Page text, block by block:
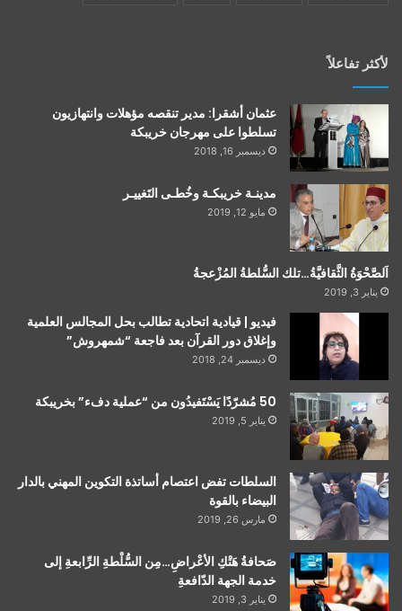
لأكثر تفاعلاً
عثمان أشقرا: مدير تنقصه مؤهلات وانتهازيون
تسلطوا على مهرجان خريبكة
ديسمبر 16, 2018
مدينـة خريبكـة وخُطـى التَغييـر
مايو 12, 2019
اَلصَّحْوَةُ الثَّقافيَّةُ…تلك السُّلطةُ المُزْعجةُ
يناير 3, 2019
فيديو | قيادية اتحادية تطالب بحل المجالس العلمية
وإغلاق دور القرآن بعد فاجعة “شمهروش”
ديسمبر 24, 2018
50 مُشرّدًا يَسْتَفيدُون من “عملية دفء” بخريبكة
يناير 5, 2019
السلطات تفض اعتصام أساتذة التكوين المهني بالدار
البيضاء بالقوة
مارس 26, 2019
صَحافةُ هَتْكِ الأعْراضِ…مِن السُّلْطةِ الرِّابعةِ إلى
خدمة الجهة الدّافعةِ
يناير 3, 2019